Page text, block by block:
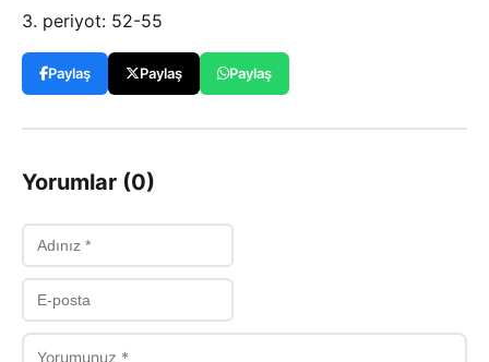
3. periyot: 52-55
Paylaş Paylaş Paylaş
Yorumlar (0)